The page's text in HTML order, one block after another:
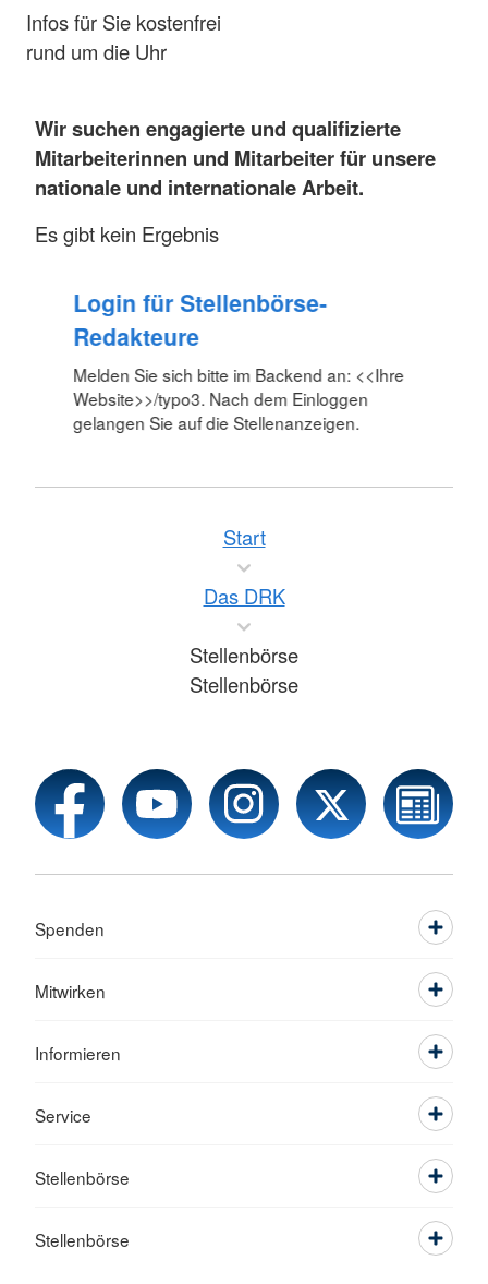
Infos für Sie kostenfrei
rund um die Uhr
Wir suchen engagierte und qualifizierte
Mitarbeiterinnen und Mitarbeiter für unsere
nationale und internationale Arbeit.
Es gibt kein Ergebnis
Login für Stellenbörse-
Redakteure
Melden Sie sich bitte im Backend an: <<Ihre
Website>>/typo3. Nach dem Einloggen
gelangen Sie auf die Stellenanzeigen.
Start
Das DRK
Stellenbörse
Stellenbörse
Spenden
Mitwirken
Informieren
Service
Stellenbörse
Stellenbörse